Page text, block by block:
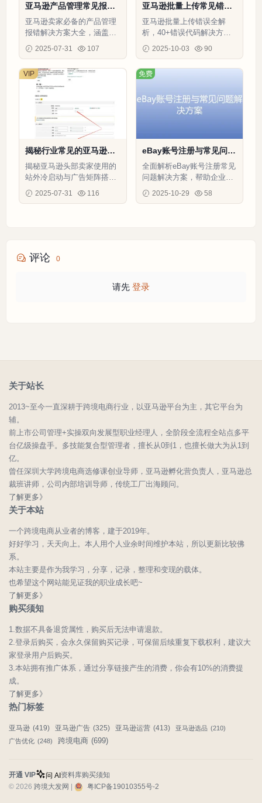
亚马逊产品管理常见报错
分析与解决方案-1页
亚马逊卖家必备的产品管理
报错解决方案大全，涵盖变
体操作、表格报错、变狗处
理等核心问题。
2025-07-31 107
亚马逊批量上传常见错误
解释与解决方案指南-51
行-1个子表
亚马逊批量上传错误全解
析，40+错误代码解决方
案，提升上传成功率和运营
效率
2025-10-03 90
揭秘行业常见的亚马逊爆
款打法-4页
揭秘亚马逊头部卖家使用的
站外冷启动与广告矩阵搭建
技术，含双账号运营等稀缺
玩法
2025-07-31 116
VIP
eBay账号注册与常见问题
解决方案-1页
全面解析eBay账号注册常见
问题解决方案，帮助企业快
速通过审核并规避风控限制
2025-10-29 58
免费
评论 0
请先 登录
关于站长
2013~至今一直深耕于跨境电商行业，以亚马逊平台为主，其它平台为
辅。
前上市公司管理+实操双向发展型职业经理人，全阶段全流程全站点多平
台亿级操盘手。多技能复合型管理者，擅长从0到1，也擅长做大为从1到
亿。
曾任深圳大学跨境电商选修课创业导师，亚马逊孵化营负责人，亚马逊总
裁班讲师，公司内部培训导师，传统工厂出海顾问。
了解更多》
关于本站
一个跨境电商从业者的博客，建于2019年。
好好学习，天天向上。本人用个人业余时间维护本站，所以更新比较佛
系。
本站主要是作为我学习，分享，记录，整理和变现的载体。
也希望这个网站能见证我的职业成长吧~
了解更多》
购买须知
1.数据不具备退货属性，购买后无法申请退款。
2.登录后购买，会永久保留购买记录，可保留后续重复下载权利，建议大
家登录用户后购买。
3.本站拥有推广体系，通过分享链接产生的消费，你会有10%的消费提
成。
了解更多》
热门标签
亚马逊 (419) 亚马逊广告 (325) 亚马逊运营 (413) 亚马逊选品 (210)
广告优化 (248) 跨境电商 (699)
开通 VIP 问 AI资料库购买须知
© 2026 跨境大发网 | 粤ICP备19010355号-2